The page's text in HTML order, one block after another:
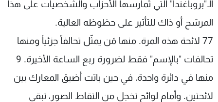
الـ"بروباغندا" التي تُمارسها الأحزاب والشخصيات على هذا
المرشح أو ذاك للتأثير على حظوظه العالية.
77 لائحة هذه المرة. منها مَن يمثّل تحالفاً جزئياً ومنها
تحالفات "بالإسم" فقط لضرورة ربع الساعة الأخيرة. 9
منها في دائرة واحدة، في حين باتت أضيق المعارك بين
لائحتين. وأمام لوائح تخجل من التقاط الصور، تبقى